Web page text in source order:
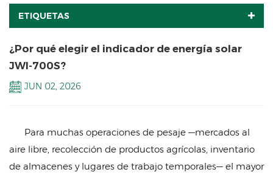
ETIQUETAS
¿Por qué elegir el indicador de energía solar
JWI-700S?
JUN 02, 2026
Para muchas operaciones de pesaje —mercados al
aire libre, recolección de productos agrícolas, inventario
de almacenes y lugares de trabajo temporales— el mayor